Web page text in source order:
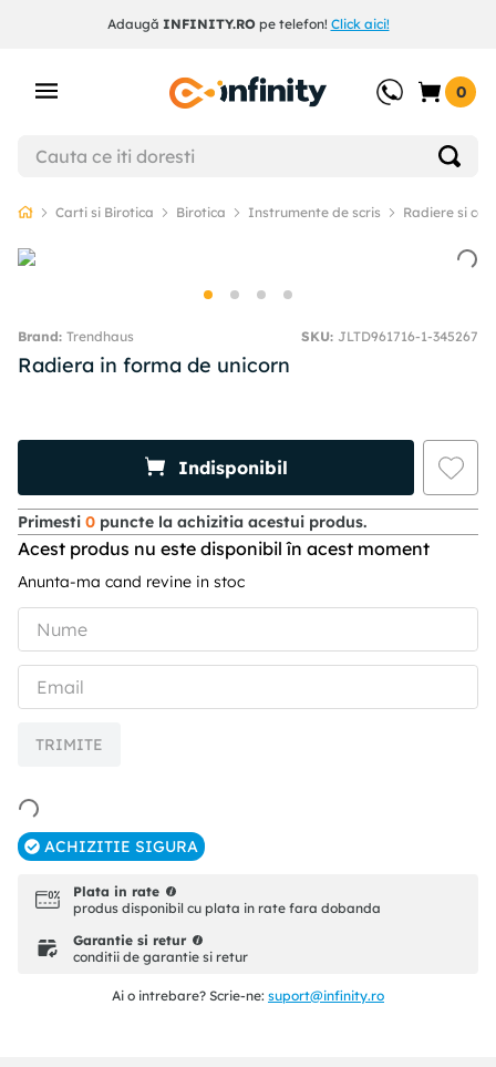
Adaugă INFINITY.ROpe telefon! Click aici!
0
Carti si Birotica Birotica Instrumente de scris Radiere si
Trendhaus SKU: JLTD961716-1-345267
Radiera in forma de unicorn
Indisponibil
Primesti 0 puncte la achizitia acestui produs.
Acest produs nu este disponibil în acest moment
Anunta-ma cand revine in stoc
TRIMITE
ACHIZITIE SIGURA
Plata in rate
produs disponibil cu plata in rate fara dobanda
Garantie si retur
conditii de garantie si retur
Ai o intrebare? Scrie-ne: suport@infinity.ro